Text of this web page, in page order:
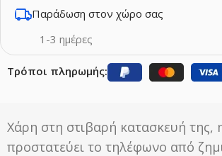
Παράδωση στον χώρο σας
1-3 ημέρες
Τρόποι πληρωμής:
Χάρη στη στιβαρή κατασκευή της,
προστατεύει το τηλέφωνο από